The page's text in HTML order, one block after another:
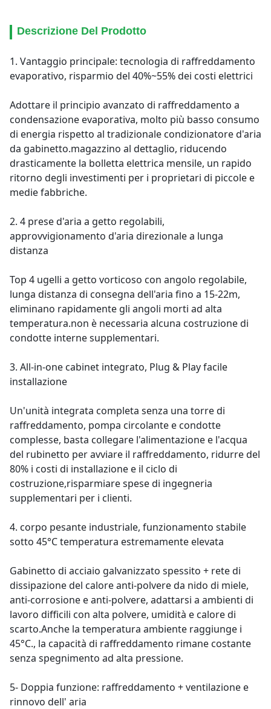
Descrizione Del Prodotto
1. Vantaggio principale: tecnologia di raffreddamento
evaporativo, risparmio del 40%~55% dei costi elettrici
Adottare il principio avanzato di raffreddamento a
condensazione evaporativa, molto più basso consumo
di energia rispetto al tradizionale condizionatore d'aria
da gabinetto.magazzino al dettaglio, riducendo
drasticamente la bolletta elettrica mensile, un rapido
ritorno degli investimenti per i proprietari di piccole e
medie fabbriche.
2. 4 prese d'aria a getto regolabili,
approvvigionamento d'aria direzionale a lunga
distanza
Top 4 ugelli a getto vorticoso con angolo regolabile,
lunga distanza di consegna dell'aria fino a 15-22m,
eliminano rapidamente gli angoli morti ad alta
temperatura.non è necessaria alcuna costruzione di
condotte interne supplementari.
3. All-in-one cabinet integrato, Plug & Play facile
installazione
Un'unità integrata completa senza una torre di
raffreddamento, pompa circolante e condotte
complesse, basta collegare l'alimentazione e l'acqua
del rubinetto per avviare il raffreddamento, ridurre del
80% i costi di installazione e il ciclo di
costruzione,risparmiare spese di ingegneria
supplementari per i clienti.
4. corpo pesante industriale, funzionamento stabile
sotto 45°C temperatura estremamente elevata
Gabinetto di acciaio galvanizzato spessito + rete di
dissipazione del calore anti-polvere da nido di miele,
anti-corrosione e anti-polvere, adattarsi a ambienti di
lavoro difficili con alta polvere, umidità e calore di
scarto.Anche la temperatura ambiente raggiunge i
45°C., la capacità di raffreddamento rimane costante
senza spegnimento ad alta pressione.
5- Doppia funzione: raffreddamento + ventilazione e
rinnovo dell' aria